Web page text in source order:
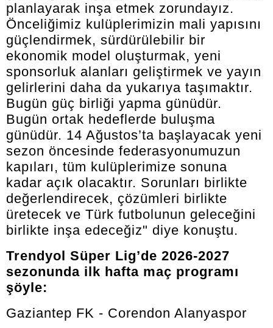
planlayarak inşa etmek zorundayız.
Önceliğimiz kulüplerimizin mali yapısını
güçlendirmek, sürdürülebilir bir
ekonomik model oluşturmak, yeni
sponsorluk alanları geliştirmek ve yayın
gelirlerini daha da yukarıya taşımaktır.
Bugün güç birliği yapma günüdür.
Bugün ortak hedeflerde buluşma
günüdür. 14 Ağustos’ta başlayacak yeni
sezon öncesinde federasyonumuzun
kapıları, tüm kulüplerimize sonuna
kadar açık olacaktır. Sorunları birlikte
değerlendirecek, çözümleri birlikte
üretecek ve Türk futbolunun geleceğini
birlikte inşa edeceğiz" diye konuştu.
Trendyol Süper Lig’de 2026-2027
sezonunda ilk hafta maç programı
şöyle:
Gaziantep FK - Corendon Alanyaspor